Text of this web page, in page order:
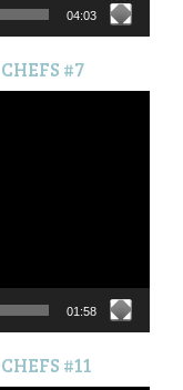
04:03
#7
01:58
#11